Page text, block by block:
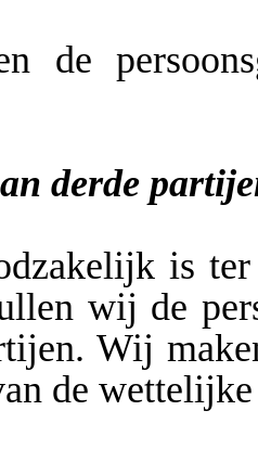
de
derde
is
wij de
Wij
de